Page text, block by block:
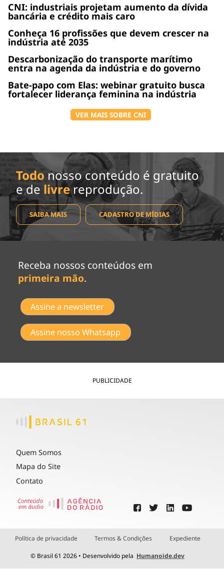
CNI: industriais projetam aumento da dívida
bancária e crédito mais caro
Conheça 16 profissões que devem crescer na
indústria até 2035
Descarbonização do transporte marítimo
entra na agenda da indústria e do governo
Bate-papo com Elas: webinar gratuito busca
fortalecer liderança feminina na indústria
VER MAIS SOBRE CNI
Todo nosso conteúdo é gratuito
e de livrereprodução.
SAIBA MAIS CADASTRO DE MÍDIAS
Receba nossos conteúdos em
primeira mão.
Assine a newsletter
Assine nosso Whatsapp
PUBLICIDADE
Quem Somos
Mapa do Site
Contato
Política de privacidade Termos & Condições Expediente
© Brasil 61 2026 • Desenvolvido pela Humanoide.dev